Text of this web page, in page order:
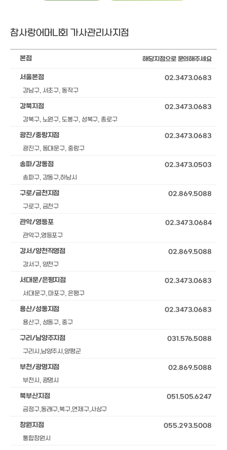
참사랑어머니회 가사관리사지점
본점 해당지점으로 문의해주세요
서울본점
강남구, 서초구, 동작구
02.3473.0683
강북지점
강북구, 노원구, 도봉구, 성북구, 종로구
02.3473.0683
광진/중랑지점
광진구, 동대문구, 중랑구
02.3473.0683
송파/강동점
송파구, 강동구,하남시
02.3473.0503
구로/금천지점
구로구, 금천구
02.869.5088
관악/영등포
관악구,영등포구
02.3473.0684
강서/양천직영점
강서구, 양천구
02.869.5088
서대문/은평지점
서대문구, 마포구, 은평구
02.3473.0683
용산/성동지점
용산구, 성동구, 중구
02.3473.0683
구리/남양주지점
구리시,남양주시,양평군
031.576.5088
부천/광명지점
부천시, 광명시
02.869.5088
북부산지점
금정구,동래구,북구,연제구,사상구
051.505.6247
창원지점
통합창원시
055.293.5008